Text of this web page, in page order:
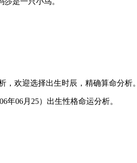
欢迎选择出生时辰，精确算命分析。
年06月25）出生性格命运分析。